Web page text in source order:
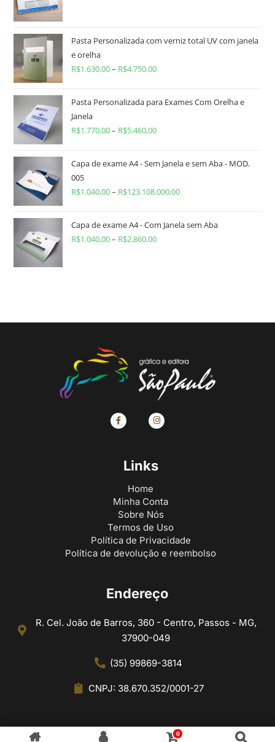
Pasta Personalizada com verniz total UV com janela
e orelha
R$1.630,00– R$4.750,00
Pasta Personalizada para Exames Com Orelha e
Janela
R$1.770,00– R$5.460,00
Capa de exame A4 - Sem Janela e sem Aba - MOD.
005
R$1.040,00– R$123.108.000,00
Capa de exame A4 - Com Janela sem Aba
R$1.040,00– R$2.860,00
Links
Home
Minha Conta
Sobre Nós
Termos de Uso
Política de Privacidade
Política de devolução e reembolso
Endereço
R. Cel. João de Barros, 360 - Centro, Passos - MG,
37900-049
(35) 99869-3814
CNPJ: 38.670.352/0001-27
0